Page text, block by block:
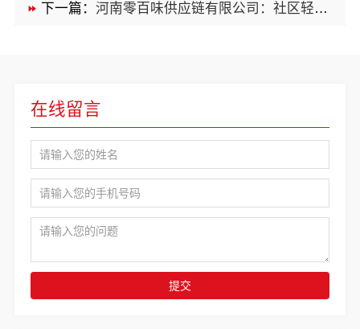
下一篇： 河南零百味供应链有限公司：社区轻投入硬折扣零食铺低风险经营
在线留言
提交